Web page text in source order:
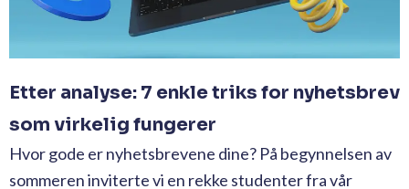
Etter analyse: 7 enkle triks for nyhetsbrev
som virkelig fungerer
Hvor gode er nyhetsbrevene dine? På begynnelsen av
sommeren inviterte vi en rekke studenter fra vår